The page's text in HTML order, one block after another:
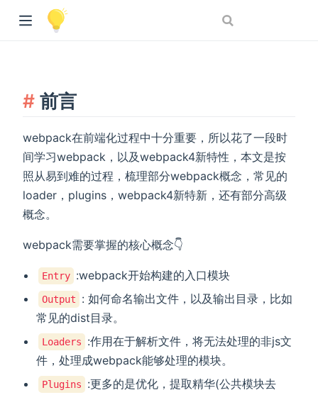
前言
webpack在前端化过程中十分重要，所以花了一段时
间学习webpack，以及webpack4新特性，本文是按
照从易到难的过程，梳理部分webpack概念，常见的
loader，plugins，webpack4新特新，还有部分高级
概念。
webpack需要掌握的核心概念👇
Entry :webpack开始构建的入口模块
Output
: 如何命名输出文件，以及输出目录，比如
常见的dist目录。
Loaders
:作用在于解析文件，将无法处理的非js文
件，处理成webpack能够处理的模块。
Plugins
:更多的是优化，提取精华(公共模块去